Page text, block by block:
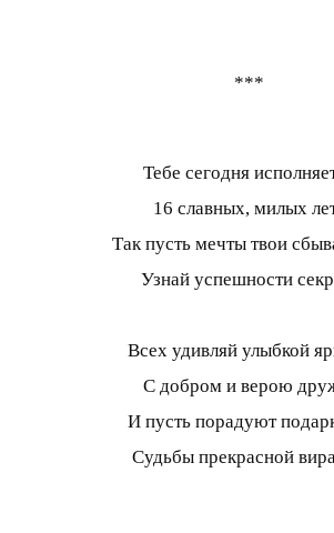
***
Тебе сегодня
16 славных, милых
Так пусть мечты твои
Узнай успешности
Всех удивляй улыбкой
С добром и верою
И пусть порадуют
Судьбы прекрасной